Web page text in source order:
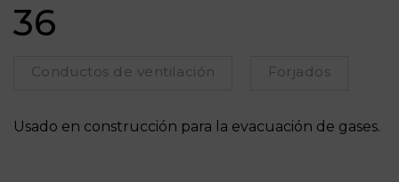
36
Conductos de ventilación Forjados
Usado en construcción para la evacuación de gases.